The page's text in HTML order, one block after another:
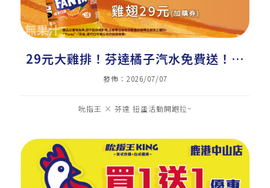
29元大雞排！芬達橘子汽水免費送！美
式炸雞加盟｜炸雞店加盟｜雞排加盟｜小
發佈：2026/07/07
吮指王 × 芬達 扭蛋活動開跑拉~